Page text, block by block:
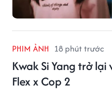
PHIM ẢNH 18 phút trước
Kwak Si Yang trở
Flex x Cop 2